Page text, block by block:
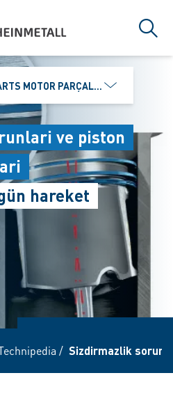
MOTOR PARÇALARI DIŞ TIC.
ve piston
hareket
/ Sizdirmazlik